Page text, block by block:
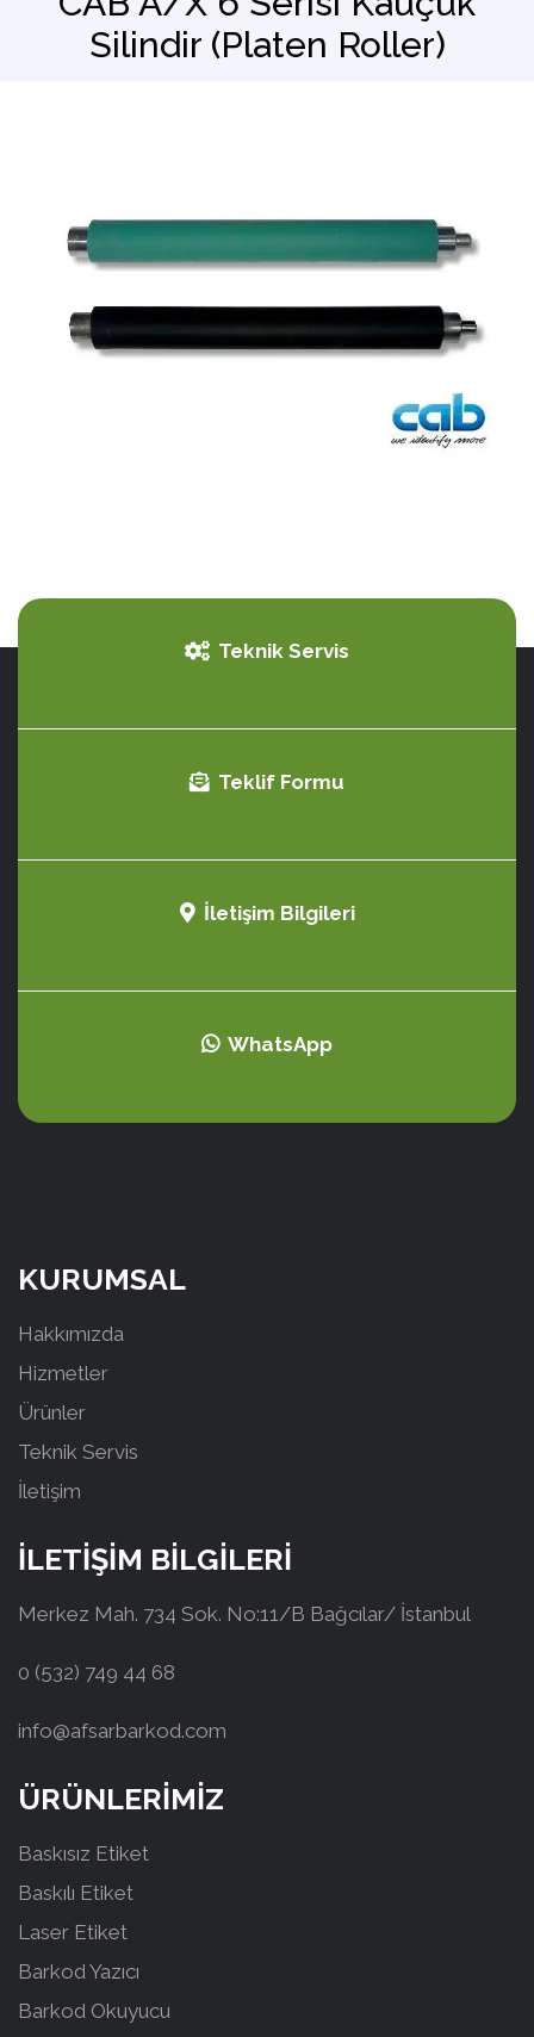
Barkod Okuyucu
Silindir (Platen Roller)
Teknik Servis
Teklif Formu
İletişim Bilgileri
WhatsApp
KURUMSAL
Hakkımızda
Hizmetler
Ürünler
Teknik Servis
İletişim
İLETİŞİM BİLGİLERİ
Merkez Mah. 734 Sok. No:11/B Bağcılar/ İstanbul
0 (532) 749 44 68
info@afsarbarkod.com
ÜRÜNLERİMİZ
Baskısız Etiket
Baskılı Etiket
Laser Etiket
Barkod Yazıcı
Barkod Okuyucu